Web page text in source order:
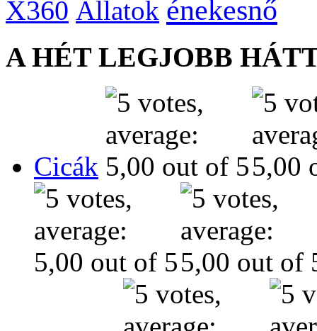
X360 Állatok énekesnő
A HÉT LEGJOBB
Cicák